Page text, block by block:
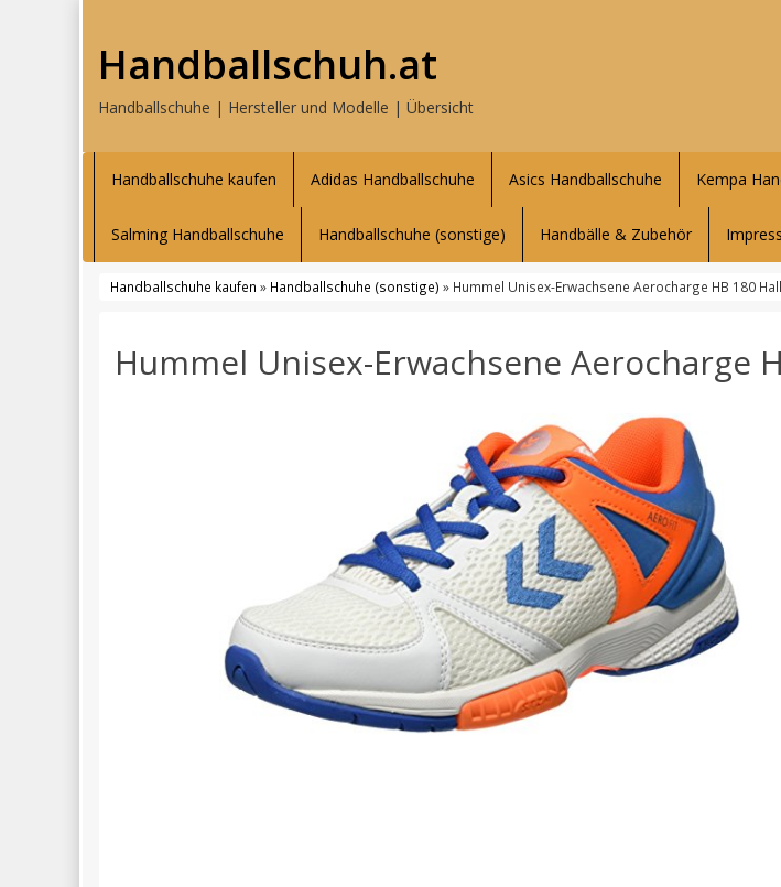
Handballschuh.at
Handballschuhe | Hersteller und Modelle | Übersicht
Handballschuhe kaufen Adidas Handballschuhe Asics Handballschuhe Kempa
Salming Handballschuhe Handballschuhe (sonstige) Handbälle & Zubehör
Handballschuhe kaufen » Handballschuhe (sonstige) » Hummel Unisex-Erwachsene Aerocharge HB 180
Hummel Unisex-Erwachsene Aerocharge